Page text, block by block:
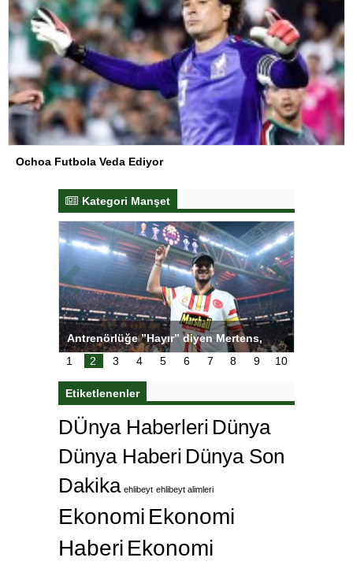
Ochoa Futbola Veda Ediyor
Kategori Manşet
Antrenörlüğe ”Hayır” diyen Mertens,
Galatasaray’dan bakın ne istedi
1
2 3 4 5 6 7 8 9 10
Etiketlenenler
DÜnya Haberleri Dünya
Dünya Haberi Dünya Son
Dakika ehlibeyt ehlibeyt alimleri
Ekonomi Ekonomi
Haberi Ekonomi